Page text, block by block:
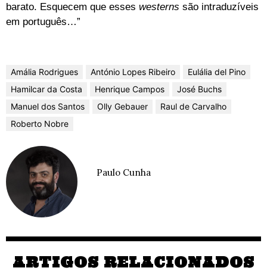
barato. Esquecem que esses westerns são intraduzíveis
em português…”
Amália Rodrigues António Lopes Ribeiro
Eulália del Pino
Hamilcar da Costa
Henrique Campos
José Buchs
Manuel dos Santos
Olly Gebauer
Raul de Carvalho
Roberto Nobre
Paulo Cunha
ARTIGOS RELACIONADOS